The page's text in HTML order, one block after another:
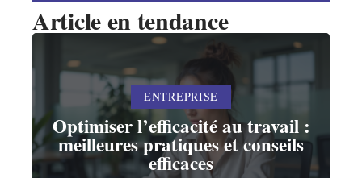
Article en tendance
ENTREPRISE
Optimiser l’efficacité au travail :
meilleures pratiques et conseils
efficaces